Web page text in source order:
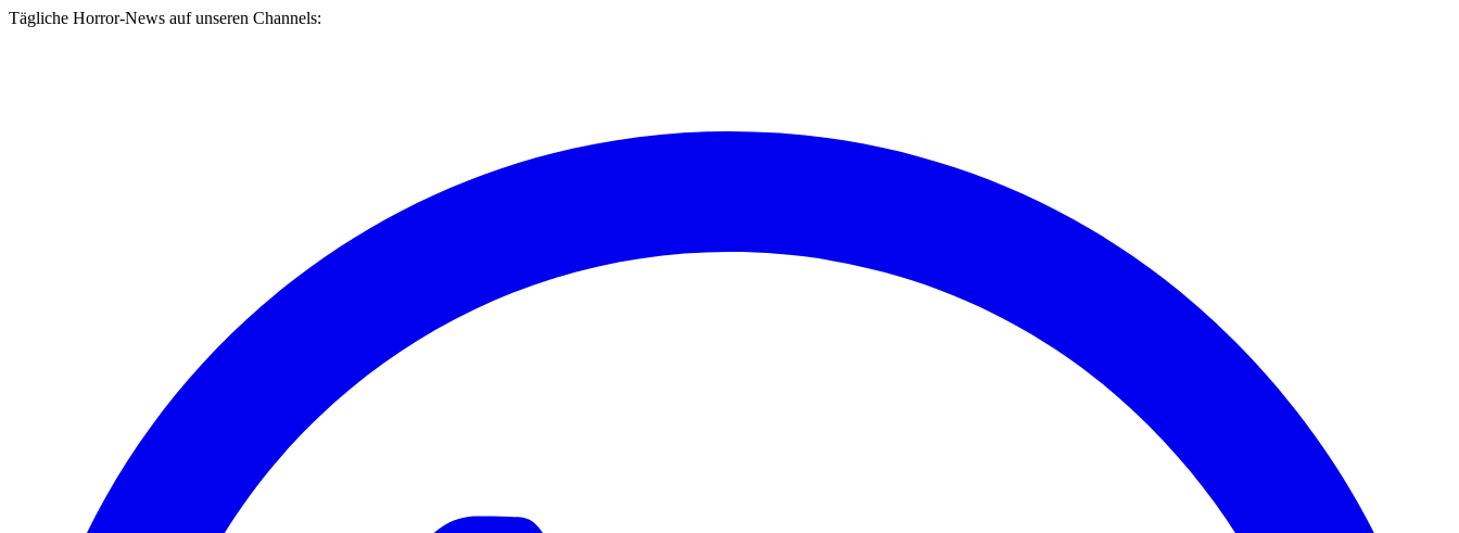
Tägliche Horror-News auf unseren Channels: